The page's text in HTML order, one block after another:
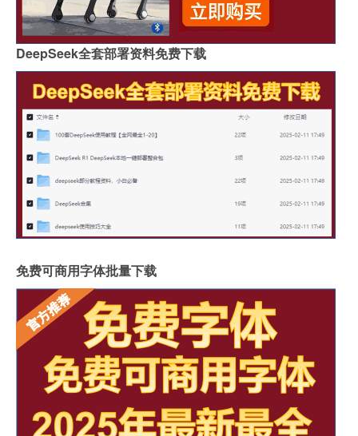
DeepSeek全套部署资料免费下载
免费可商用字体批量下载